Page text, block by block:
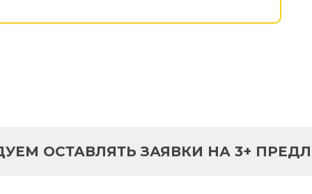
ОСТАВЛЯТЬ ЗАЯВКИ НА 3+